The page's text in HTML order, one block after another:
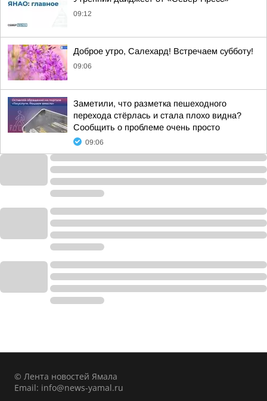
09:12
Доброе утро, Салехард! Встречаем субботу!
09:06
Заметили, что разметка пешеходного
перехода стёрлась и стала плохо видна?
Сообщить о проблеме очень просто
09:06
© Лента новостей Ямала
Email: info@news-yamal.ru